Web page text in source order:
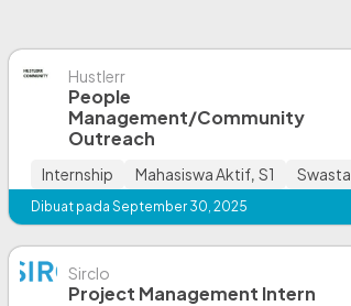
Hustlerr
People
Management/Community
Outreach
Internship Mahasiswa Aktif, S1 Swasta
Dibuat pada September 30, 2025
Sirclo
Project Management Intern